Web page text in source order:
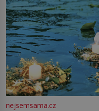
nejsemsama.cz